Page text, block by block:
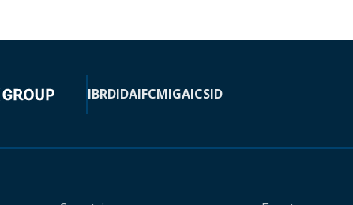
IBRDIDAIFCMIGAICSID